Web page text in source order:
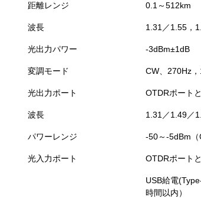
距離レンジ 0.1～512km
波長 1.31／1.55，
光出力パワー -3dBm±1dB
変調モード CW、270Hz
光出力ポート OTDRポート
波長 1.31／1.49／
パワーレンジ -50～-5dBm（
光入力ポート OTDRポート
USB給電
時間以内）